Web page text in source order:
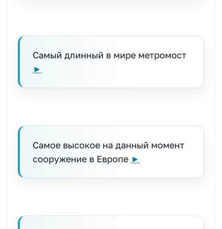
Самый длинный в мире метромост
►
Самое высокое на данный момент
сооружение в Европе ►